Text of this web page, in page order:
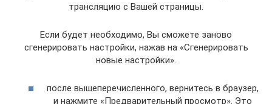
трансляцию с Вашей страницы.
Если будет необходимо, Вы сможете заново
сгенерировать настройки, нажав на «Сгенерировать
новые настройки».
после вышеперечисленного, вернитесь в браузер,
и нажмите «Предварительный просмотр». Это